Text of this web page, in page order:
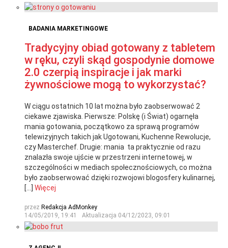
BADANIA MARKETINGOWE
Tradycyjny obiad gotowany z tabletem
w ręku, czyli skąd gospodynie domowe
2.0 czerpią inspiracje i jak marki
żywnościowe mogą to wykorzystać?
W ciągu ostatnich 10 lat można było zaobserwować 2
ciekawe zjawiska. Pierwsze: Polskę (i Świat) ogarnęła
mania gotowania, początkowo za sprawą programów
telewizyjnych takich jak Ugotowani, Kuchenne Rewolucje,
czy Masterchef. Drugie: mania ta praktycznie od razu
znalazła swoje ujście w przestrzeni internetowej, w
szczególności w mediach społecznościowych, co można
było zaobserwować dzięki rozwojowi blogosfery kulinarnej,
[…] Więcej
przez Redakcja AdMonkey
14/05/2019, 19:41
Aktualizacja 04/12/2023, 09:01